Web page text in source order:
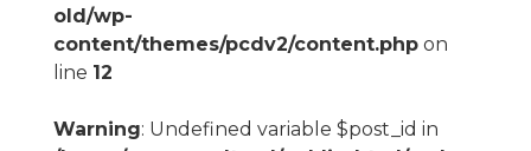
old/wp-
content/themes/pcdv2/content.phpon
line 12
Warning: Undefined variable $post_id in